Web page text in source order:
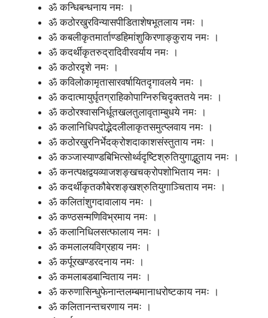
ॐ कन्धिबन्धनाय नमः ।
ॐ कठोरखुरविन्यासपीडिताशेषभूतलाय नमः ।
ॐ कबलीकृतमार्ताण्डहिमांशुकिरणाङ्कुराय नमः ।
ॐ कदर्थीकृतरुद्रादिवीरवर्याय नमः ।
ॐ कठोरदृशे नमः ।
ॐ कविलोकामृतासारवर्षायितदृगावलये नमः ।
ॐ कदात्मायुर्घृतग्राहिकोपाग्निरुचिदृक्ततये नमः ।
ॐ कठोरश्वासनिर्धूतखलतुलावृताम्बुधये नमः ।
ॐ कलानिधिपदोद्भेदलीलाकृतसमुत्प्लवाय नमः ।
ॐ कठोरखुरनिर्भेदक्रोशदाकाशसंस्तुताय नमः ।
ॐ कञ्जास्याण्डबिभित्सोर्थ्वदृष्टिश्रुतियुगाद्भुताय नमः ।
ॐ कनत्पक्षद्वयव्याजशङ्खचक्रोपशोभिताय नमः ।
ॐ कदर्थीकृतकौबेरशङ्खश्रुतियुगाञ्चिताय नमः ।
ॐ कलितांशुगदावालाय नमः ।
ॐ कण्ठसन्मणिविभ्रमाय नमः ।
ॐ कलानिधिलसत्फालाय नमः ।
ॐ कमलालयविग्रहाय नमः ।
ॐ कर्पूरखण्डरदनाय नमः ।
ॐ कमलाबडबान्विताय नमः ।
ॐ करुणासिन्धुफेनान्तलम्बमानाधरोष्टकाय नमः ।
ॐ कलितानन्तचरणाय नमः ।